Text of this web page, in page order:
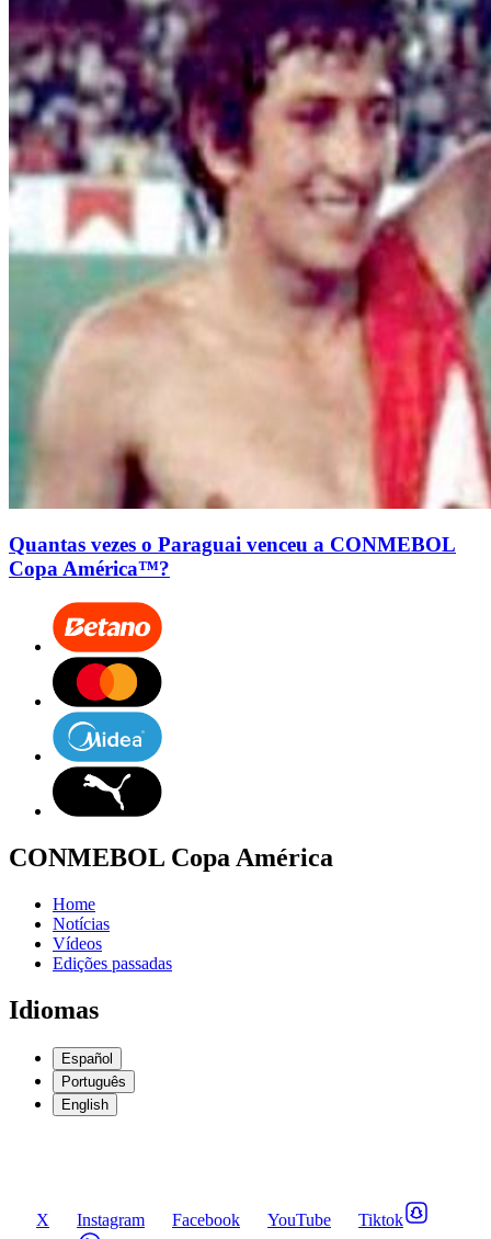
Quantas vezes o Paraguai venceu a CONMEBOL
Copa América™?
CONMEBOL Copa América
Home
Notícias
Vídeos
Edições passadas
Idiomas
Español
Português
English
X Instagram Facebook YouTube
Tiktok